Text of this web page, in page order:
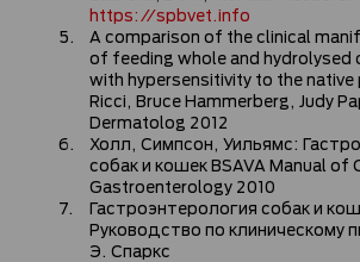
https://spbvet.info
A comparison of the clinical
of feeding whole and hydrolysed
with hypersensitivity to the native
Ricci, Bruce Hammerberg, Judy
Dermatolog 2012
Холл, Симпсон, Уильямс:
собак и кошек BSAVA Manual of
Gastroenterology 2010
Гастроэнтерология собак и
Руководство по клиническому
Э. Спаркс